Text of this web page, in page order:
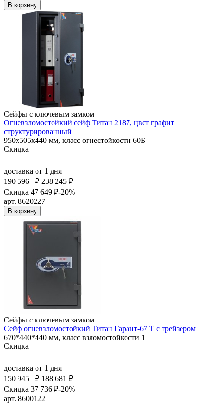
В корзину
Сейфы с ключевым замком
Огневзломостойкий сейф Титан 2187, цвет графит
структурированный
950x505x440 мм, класс огнестойкости 60Б
Скидка
доставка от 1 дня
190 596
₽ 238 245 ₽
Скидка 47 649 ₽-20%
арт. 8620227
В корзину
Сейфы с ключевым замком
Сейф огневзломостойкий Титан Гарант-67 T с трейзером
670*440*440 мм, класс взломостойкости 1
Скидка
доставка от 1 дня
150 945
₽ 188 681 ₽
Скидка 37 736 ₽-20%
арт. 8600122